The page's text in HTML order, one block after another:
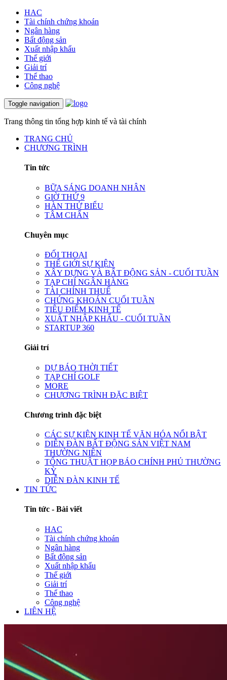
HAC
Tài chính chứng khoán
Ngân hàng
Bất động sản
Xuất nhập khẩu
Thế giới
Giải trí
Thể thao
Công nghệ
Toggle navigation
Trang thông tin tổng hợp kinh tế và tài chính
TRANG CHỦ
CHƯƠNG TRÌNH
Tin tức
BỮA SÁNG DOANH NHÂN
GIỜ THỨ 9
HÀN THỬ BIỂU
TÂM CHẤN
Chuyên mục
ĐỐI THOẠI
THẾ GIỚI SỰ KIỆN
XÂY DỰNG VÀ BẤT ĐỘNG SẢN - CUỐI TUẦN
TẠP CHÍ NGÂN HÀNG
TÀI CHÍNH THUẾ
CHỨNG KHOÁN CUỐI TUẦN
TIÊU ĐIỂM KINH TẾ
XUẤT NHẬP KHẨU - CUỐI TUẦN
STARTUP 360
Giải trí
DỰ BÁO THỜI TIẾT
TẠP CHÍ GOLF
MORE
CHƯƠNG TRÌNH ĐẶC BIỆT
Chương trình đặc biệt
CÁC SỰ KIỆN KINH TẾ VĂN HÓA NỔI BẬT
DIỄN ĐÀN BẤT ĐỘNG SẢN VIỆT NAM
THƯỜNG NIÊN
TỔNG THUẬT HỌP BÁO CHÍNH PHỦ THƯỜNG
KỲ
DIỄN ĐÀN KINH TẾ
TIN TỨC
Tin tức - Bài viết
HAC
Tài chính chứng khoán
Ngân hàng
Bất động sản
Xuất nhập khẩu
Thế giới
Giải trí
Thể thao
Công nghệ
LIÊN HỆ